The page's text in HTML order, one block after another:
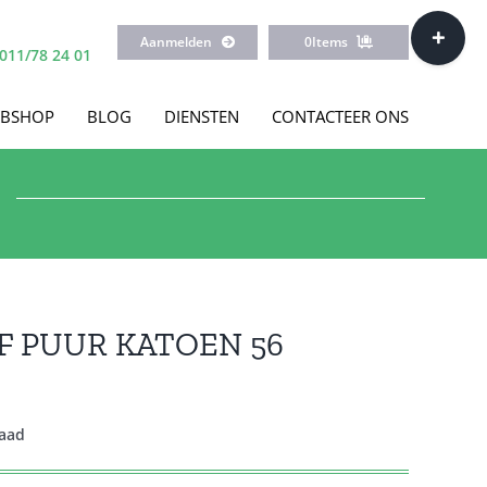
011/78 24 01
Aanmelden 0Items
BLOG DIENSTEN CONTACTEER ONS
PUUR KATOEN 56
Toggle
Sliding